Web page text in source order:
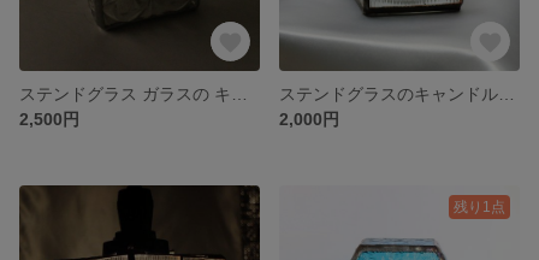
2,500円
2,000円
残り1点